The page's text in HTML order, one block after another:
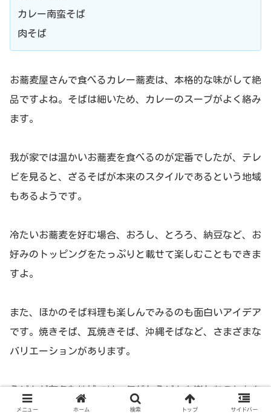
カレー南蛮そば
肉そば
お蕎麦屋さんで食べるカレー蕎麦は、本格的な味がして絶
品ですよね。そばは細いため、カレーのスープがよく絡み
ます。
我が家では温かいお蕎麦を食べるのが定番でしたが、テレ
ビを見ると、ざるそばが本来のスタイルであるという地域
もあるようです。
冷たいお蕎麦を好む場合、おろし、とろろ、納豆など、お
好みのトッピングをたっぷりと載せて楽しむこともできま
すよ。
また、ほかのそば料理も楽しんでみるのも面白いアイデア
です。焼きそば、瓦焼きそば、沖縄そばなど、さまざまな
バリエーションがあります。
うどんが有名な地域では、年越しうどんを楽しむこともあ
るようです。
メニュー ホーム 検索 トップ サイドバー